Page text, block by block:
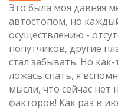
Это была моя давняя
автостопом, но
осуществлению -
попутчиков, другие
стал забывать. Но
ложась спать, я
мысли, что сейчас
факторов! Как раз в